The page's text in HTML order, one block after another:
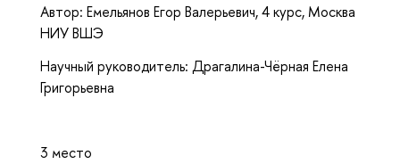
Автор: Емельянов Егор Валерьевич, 4 курс, Москва
НИУ ВШЭ
Научный руководитель: Драгалина-Чёрная Елена
Григорьевна
3 место